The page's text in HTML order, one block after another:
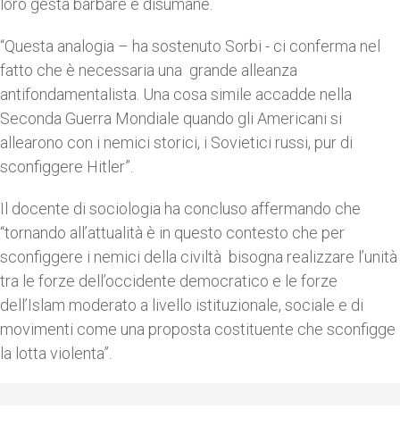
loro gesta barbare e disumane.
“Questa analogia – ha sostenuto Sorbi - ci conferma nel
fatto che è necessaria una grande alleanza
antifondamentalista. Una cosa simile accadde nella
Seconda Guerra Mondiale quando gli Americani si
allearono con i nemici storici, i Sovietici russi, pur di
sconfiggere Hitler”.
Il docente di sociologia ha concluso affermando che
“tornando all’attualità è in questo contesto che per
sconfiggere i nemici della civiltà bisogna realizzare l’unità
tra le forze dell’occidente democratico e le forze
dell’Islam moderato a livello istituzionale, sociale e di
movimenti come una proposta costituente che sconfigge
la lotta violenta”.